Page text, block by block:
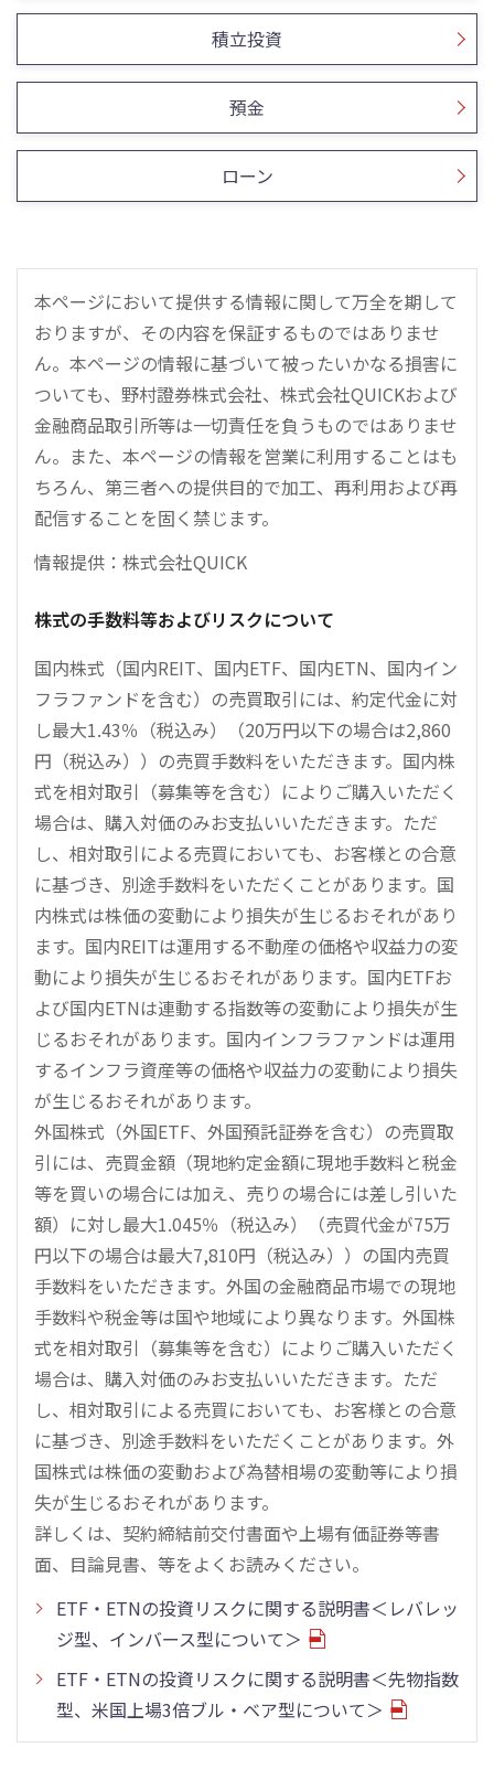
積立投資
預金
ローン
本ページにおいて提供する情報に関して万全を期して
おりますが、その内容を保証するものではありませ
ん。本ページの情報に基づいて被ったいかなる損害に
ついても、野村證券株式会社、株式会社QUICKおよび
金融商品取引所等は一切責任を負うものではありませ
ん。また、本ページの情報を営業に利用することはも
ちろん、第三者への提供目的で加工、再利用および再
配信することを固く禁じます。
情報提供：株式会社QUICK
株式の手数料等およびリスクについて
国内株式（国内REIT、国内ETF、国内ETN、国内イン
フラファンドを含む）の売買取引には、約定代金に対
し最大1.43％（税込み）（20万円以下の場合は2,860
円（税込み））の売買手数料をいただきます。国内株
式を相対取引（募集等を含む）によりご購入いただく
場合は、購入対価のみお支払いいただきます。ただ
し、相対取引による売買においても、お客様との合意
に基づき、別途手数料をいただくことがあります。国
内株式は株価の変動により損失が生じるおそれがあり
ます。国内REITは運用する不動産の価格や収益力の変
動により損失が生じるおそれがあります。国内ETFお
よび国内ETNは連動する指数等の変動により損失が生
じるおそれがあります。国内インフラファンドは運用
するインフラ資産等の価格や収益力の変動により損失
が生じるおそれがあります。
外国株式（外国ETF、外国預託証券を含む）の売買取
引には、売買金額（現地約定金額に現地手数料と税金
等を買いの場合には加え、売りの場合には差し引いた
額）に対し最大1.045％（税込み）（売買代金が75万
円以下の場合は最大7,810円（税込み））の国内売買
手数料をいただきます。外国の金融商品市場での現地
手数料や税金等は国や地域により異なります。外国株
式を相対取引（募集等を含む）によりご購入いただく
場合は、購入対価のみお支払いいただきます。ただ
し、相対取引による売買においても、お客様との合意
に基づき、別途手数料をいただくことがあります。外
国株式は株価の変動および為替相場の変動等により損
失が生じるおそれがあります。
詳しくは、契約締結前交付書面や上場有価証券等書
面、目論見書、等をよくお読みください。
ETF・ETNの投資リスクに関する説明書＜レバレッ
ジ型、インバース型について＞
ETF・ETNの投資リスクに関する説明書＜先物指数
型、米国上場3倍ブル・ベア型について＞